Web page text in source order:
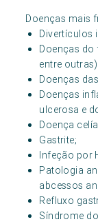
Doenças mais
Divertículos
Doenças do
entre
Doenças
Doenças
ulcerosa e
Doença
Gastrite;
Infeção por
Patologia
abcessos
Refluxo
Síndrome